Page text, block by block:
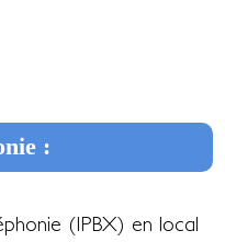
:
(IPBX) en local